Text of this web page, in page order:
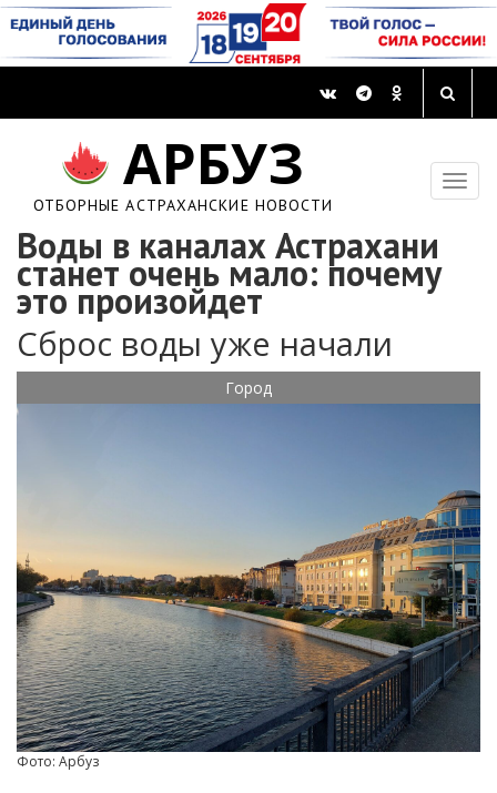
АРБУЗ
ОТБОРНЫЕ АСТРАХАНСКИЕ НОВОСТИ
Воды в каналах Астрахани
станет очень мало: почему
это произойдет
Сброс воды уже начали
Город
Фото: Арбуз